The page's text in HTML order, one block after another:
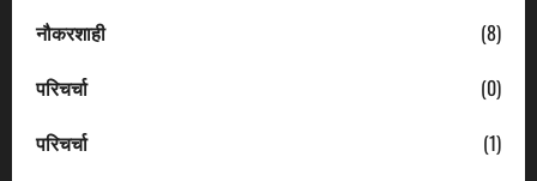
नौकरशाही
(8)
परिचर्चा
(0)
परिचर्चा
(1)